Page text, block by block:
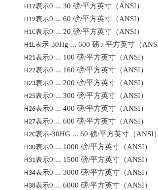
H17表示0 ... 30 磅/平方英寸（ANSI）
H19表示0 ... 60 磅/平方英寸（ANSI）
H1C表示0 ... 20 磅/平方英寸（ANSI）
H1L表示-30Hg ... 600 磅 / 平方英寸（ANSI
H21表示0 ... 100 磅/平方英寸（ANSI）
H22表示0 ... 160 磅/平方英寸（ANSI）
H23表示0 ... 200 磅/平方英寸（ANSI）
H25表示0 ... 300 磅/平方英寸（ANSI）
H26表示0 ... 400 磅/平方英寸（ANSI）
H27表示0 ... 600 磅/平方英寸（ANSI）
H2C表示-30HG ... 60 磅/平方英寸（ANSI）
H30表示0 ... 1000 磅/平方英寸（ANSI）
H31表示0 ... 1500 磅/平方英寸（ANSI）
H34表示0 ... 3000 磅/平方英寸（ANSI）
H38表示0 ... 6000 磅/平方英寸（ANSI）